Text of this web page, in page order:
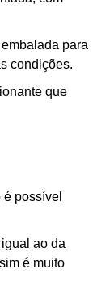
para
condições.
que
possível
ao da
é muito